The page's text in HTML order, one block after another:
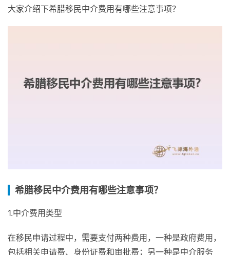
大家介绍下希腊移民中介费用有哪些注意事项？
希腊移民中介费用有哪些注意事项？
1.中介费用类型
在移民申请过程中，需要支付两种费用，一种是政府费用，
包括相关申请费、身份证费和审批费；另一种是中介服务